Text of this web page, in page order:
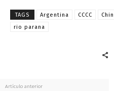
TAGS Argentina CCCC
rio parana
Artículo anterior